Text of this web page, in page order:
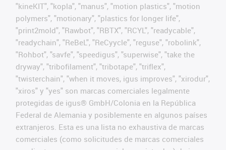
"kineKIT", "kopla", "manus", "motion plastics", "motion
polymers", "motionary", "plastics for longer life",
"print2mold", "Rawbot", "RBTX", "RCYL", "readycable",
"readychain", "ReBeL", "ReCyycle", "reguse", "robolink",
"Rohbot", "savfe", "speedigus", "superwise", "take the
dryway", "tribofilament", "tribotape", "triflex",
"twisterchain", "when it moves, igus improves", "xirodur",
"xiros" y "yes" son marcas comerciales legalmente
protegidas de igus® GmbH/Colonia en la República
Federal de Alemania y posiblemente en algunos países
extranjeros. Esta es una lista no exhaustiva de marcas
comerciales (como solicitudes de marcas comerciales